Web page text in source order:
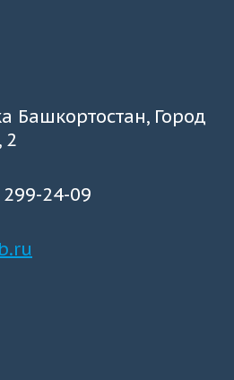
Башкортостан, Город
2
24-09